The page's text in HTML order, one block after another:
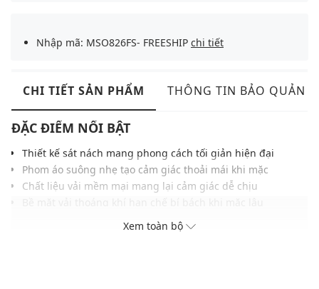
Nhập mã: MSO826FS- FREESHIP chi tiết
CHI TIẾT SẢN PHẨM THÔNG TIN BẢO QUẢN
ĐẶC ĐIỂM NỔI BẬT
Thiết kế sát nách mang phong cách tối giản hiện đại
Phom áo suông nhẹ tạo cảm giác thoải mái khi mặc
Chất liệu vải mềm mại mang lại cảm giác dễ chịu
Cổ áo bo nhẹ giúp tạo điểm nhấn tinh tế thanh lịch
Gam màu trung tính, dễ phối nhiều kiểu trang phục
Xem toàn bộ